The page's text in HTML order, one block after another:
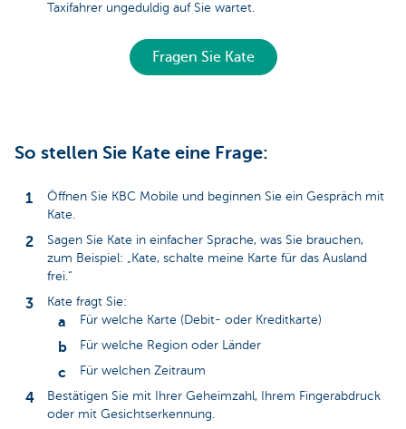
Taxifahrer ungeduldig auf Sie wartet.
Fragen Sie Kate
So stellen Sie Kate eine Frage:
Öffnen Sie KBC Mobile und beginnen Sie ein Gespräch mit
Kate.
Sagen Sie Kate in einfacher Sprache, was Sie brauchen,
zum Beispiel: „Kate, schalte meine Karte für das Ausland
frei.“
Kate fragt Sie:
Für welche Karte (Debit- oder Kreditkarte)
Für welche Region oder Länder
Für welchen Zeitraum
Bestätigen Sie mit Ihrer Geheimzahl, Ihrem Fingerabdruck
oder mit Gesichtserkennung.